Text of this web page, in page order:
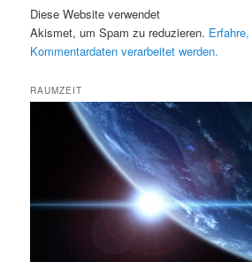
Diese Website verwendet
Akismet, um Spam zu reduzieren.
Kommentardaten verarbeitet werden.
RAUMZEIT